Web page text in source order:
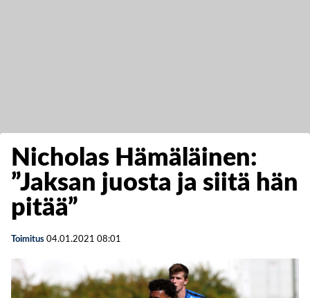
Nicholas Hämäläinen:
”Jaksan juosta ja siitä hän
pitää”
Toimitus 04.01.2021 08:01